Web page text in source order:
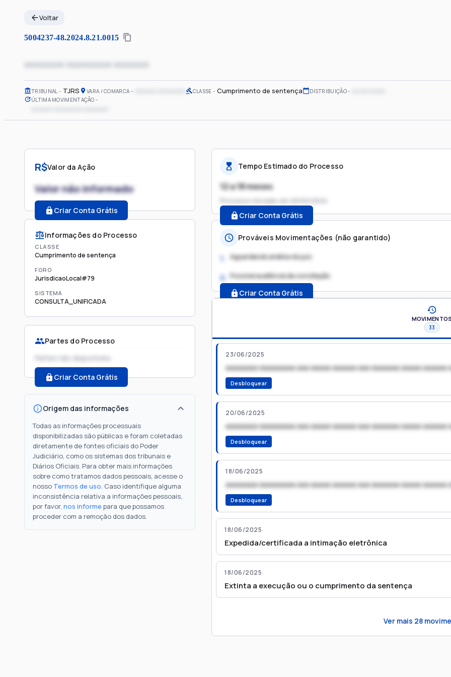
Voltar
5004237-48.2024.8.21.0015
xxxxxxxx xxxxxxxxx xxxxxxx
TRIBUNAL TJRS VARA / COMARCA CLASSE Cumprimento de sentença DISTRIBUIÇÃO
ÚLTIMA MOVIMENTAÇÃO
R$Valor da Ação
Valor não informado
Criar Conta Grátis
Informações do Processo
CLASSE
Cumprimento de sentença
FORO
JurisdicaoLocal#79
SISTEMA
CONSULTA_UNIFICADA
Partes do Processo
Partes não disponíveis
Criar Conta Grátis
Origem das informações
Todas as informações processuais
disponibilizadas são públicas e foram coletadas
diretamente de fontes oficiais do Poder
Judiciário, como os sistemas dos tribunais e
Diários Oficiais. Para obter mais informações
sobre como tratamos dados pessoais, acesse o
nosso Termos de uso. Caso identifique alguma
inconsistência relativa a informações pessoais,
por favor, nos informe para que possamos
proceder com a remoção dos dados.
Tempo Estimado do Processo
12 a 18 meses
Processo iniciado em
Criar Conta Grátis
Prováveis Movimentações (não garantido)
1. Aguardando análise do juiz
2. Possível audiência de conciliação
Criar Conta Grátis
MOVIMENTOS
33
23/06/2025
xxxxxxxx xxxxxxxxx xxx xxxxx xxxxxx xxx xxxxxxx xxxxx xxxxxx
Desbloquear
20/06/2025
xxxxxxxx xxxxxxxxx xxx xxxxx xxxxxx xxx xxxxxxx xxxxx xxxxxx
Desbloquear
18/06/2025
xxxxxxxx xxxxxxxxx xxx xxxxx xxxxxx xxx xxxxxxx xxxxx xxxxxx
Desbloquear
18/06/2025
Expedida/certificada a intimação eletrônica
18/06/2025
Extinta a execução ou o cumprimento da sentença
Ver mais 28